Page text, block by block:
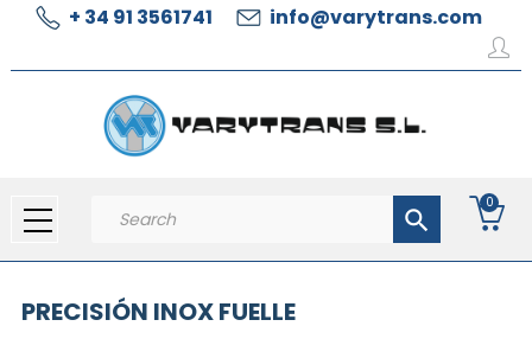
+ 34 91 3561741 info@varytrans.com
search
0
PRECISIÓN INOX FUELLE